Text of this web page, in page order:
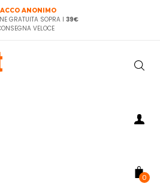
ANONIMO
GRATUITA SOPRA I 39€
VELOCE
0